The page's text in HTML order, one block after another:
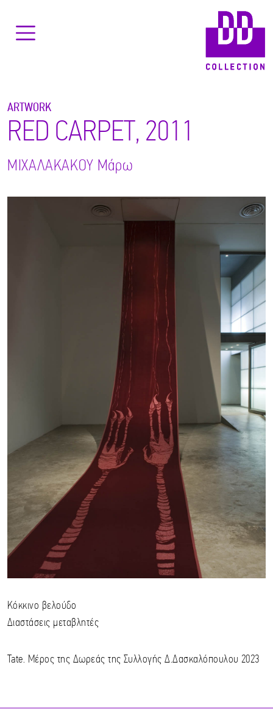
ARTWORK
RED CARPET, 2011
ΜΙΧΑΛΑΚΑΚΟΥ Μάρω
Κόκκινο βελούδο
Διαστάσεις μεταβλητές
Tate. Μέρος της Δωρεάς της Συλλογής Δ.Δασκαλόπουλου 2023